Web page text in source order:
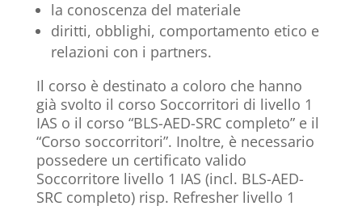
la conoscenza del materiale
diritti, obblighi, comportamento etico e
relazioni con i partners.
Il corso è destinato a coloro che hanno
già svolto il corso Soccorritori di livello 1
IAS o il corso “BLS-AED-SRC completo” e il
“Corso soccorritori”. Inoltre, è necessario
possedere un certificato valido
Soccorritore livello 1 IAS (incl. BLS-AED-
SRC completo) risp. Refresher livello 1